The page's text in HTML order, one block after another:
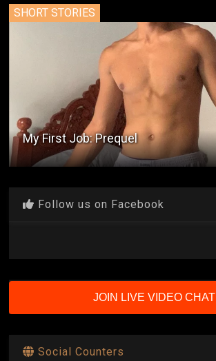
SHORT STORIES
Likido ni Tito Stephen
Follow us on Facebook
JOIN LIVE VIDEO CHAT
Social Counters